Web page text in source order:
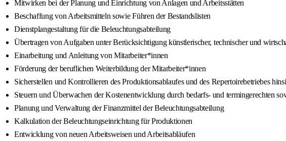
Mitwirken bei der Planung und Einrichtung von Anlagen und Arbeitsstätten
Beschaffung von Arbeitsmitteln sowie Führen der Bestandslisten
Dienstplangestaltung für die Beleuchtungsabteilung
Übertragen von Aufgaben unter Berücksichtigung künstlerischer, technischer und
Einarbeitung und Anleitung von Mitarbeiter*innen
Förderung der beruflichen Weiterbildung der Mitarbeiter*innen
Sicherstellen und Kontrollieren des Produktionsablaufes und des Repertoirebetriebes
Steuern und Überwachen der Kostenentwicklung durch bedarfs- und termingerechten
Planung und Verwaltung der Finanzmittel der Beleuchtungsabteilung
Kalkulation der Beleuchtungseinrichtung für Produktionen
Entwicklung von neuen Arbeitsweisen und Arbeitsabläufen